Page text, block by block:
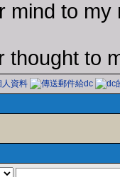
mind to my
thought to